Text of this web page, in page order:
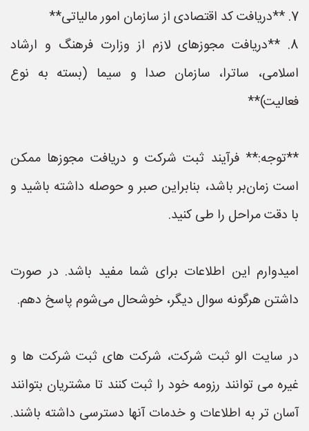
7. **دریافت کد اقتصادی از سازمان امور مالیاتی**
8. **دریافت مجوزهای لازم از وزارت فرهنگ و ارشاد
اسلامی، ساترا، سازمان صدا و سیما (بسته به نوع
فعالیت)**
**توجه:** فرآیند ثبت شرکت و دریافت مجوزها ممکن
است زمان‌بر باشد، بنابراین صبر و حوصله داشته باشید و
با دقت مراحل را طی کنید.
امیدوارم این اطلاعات برای شما مفید باشد. در صورت
داشتن هرگونه سوال دیگر، خوشحال می‌شوم پاسخ دهم.
در سایت الو ثبت شرکت، شرکت های ثبت شرکت ها و
غیره می توانند رزومه خود را ثبت کنند تا مشتریان بتوانند
آسان تر به اطلاعات و خدمات آنها دسترسی داشته باشند.